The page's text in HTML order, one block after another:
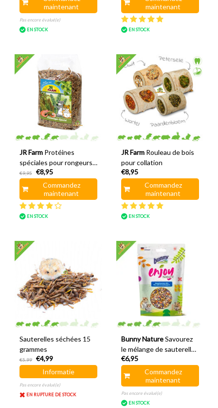
maintenant
Pas encore évalué(e)
EN STOCK
maintenant
EN STOCK
JR Farm Protéines
spéciales pour rongeurs
600 grammes
€9,95
€8,95
Commandez
maintenant
EN STOCK
JR Farm Rouleau de bois
pour collation
€8,95
Commandez
maintenant
EN STOCK
Sauterelles séchées 15
grammes
€5,99
€4,99
Informatie
Pas encore évalué(e)
EN RUPTURE DE STOCK
Bunny Nature Savourez
le mélange de sauterelles
de la nature
€6,95
Commandez
maintenant
Pas encore évalué(e)
EN STOCK